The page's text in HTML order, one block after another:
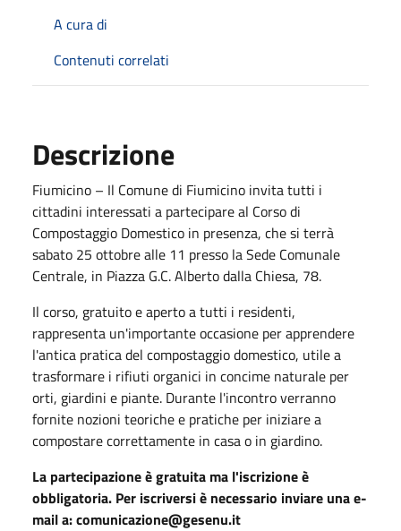
A cura di
Contenuti correlati
Descrizione
Fiumicino – Il Comune di Fiumicino invita tutti i
cittadini interessati a partecipare al Corso di
Compostaggio Domestico in presenza, che si terrà
sabato 25 ottobre alle 11 presso la Sede Comunale
Centrale, in Piazza G.C. Alberto dalla Chiesa, 78.
Il corso, gratuito e aperto a tutti i residenti,
rappresenta un'importante occasione per apprendere
l'antica pratica del compostaggio domestico, utile a
trasformare i rifiuti organici in concime naturale per
orti, giardini e piante. Durante l'incontro verranno
fornite nozioni teoriche e pratiche per iniziare a
compostare correttamente in casa o in giardino.
La partecipazione è gratuita ma l'iscrizione è
obbligatoria. Per iscriversi è necessario inviare una e-
mail a: comunicazione@gesenu.it